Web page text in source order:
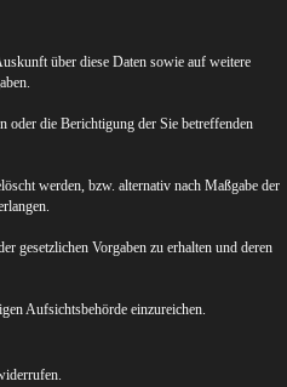
über diese Daten sowie auf weitere
oder die Berichtigung der Sie betreffenden
werden, bzw. alternativ nach Maßgabe der
gesetzlichen Vorgaben zu erhalten und deren
Aufsichtsbehörde einzureichen.